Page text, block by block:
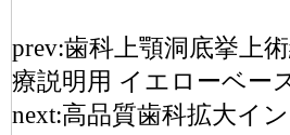
prev:歯科上顎洞底挙上
療説明用 イエローベー
next:高品質歯科拡大イ